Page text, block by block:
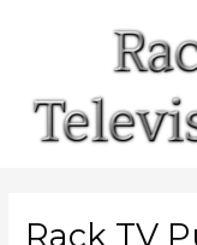
Rack TV